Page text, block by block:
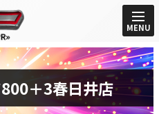
MENU
＋3春日井店